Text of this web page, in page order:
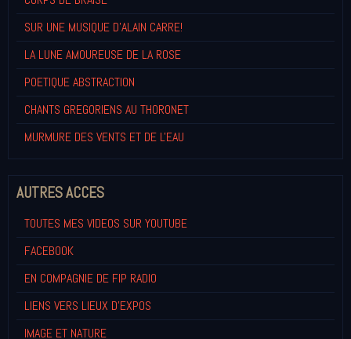
SUR UNE MUSIQUE D'ALAIN CARRE!
LA LUNE AMOUREUSE DE LA ROSE
POETIQUE ABSTRACTION
CHANTS GREGORIENS AU THORONET
MURMURE DES VENTS ET DE L'EAU
AUTRES ACCES
TOUTES MES VIDEOS SUR YOUTUBE
FACEBOOK
EN COMPAGNIE DE FIP RADIO
LIENS VERS LIEUX D'EXPOS
IMAGE ET NATURE